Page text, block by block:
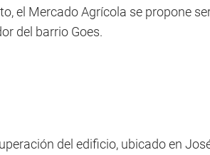
el Mercado Agrícola se propone
del barrio Goes.
del edificio, ubicado en